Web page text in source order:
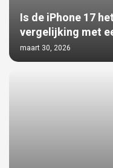
Is de iPhone 17
vergelijking met
maart 30, 2026